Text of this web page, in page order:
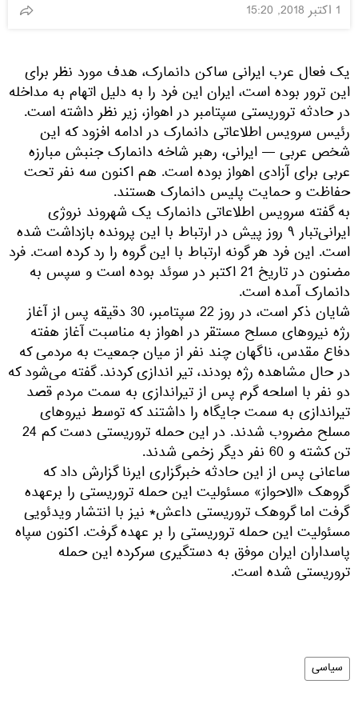
1 اکتبر 2018, 15:20
یک فعال عرب ایرانی ساکن دانمارک، هدف مورد نظر برای
این ترور بوده است، ایران این فرد را به دلیل اتهام به مداخله
در حادثه تروریستی سپتامبر در اهواز، زیر نظر داشته است.
رئیس سرویس اطلاعاتی دانمارک در ادامه افزود که این
شخص عربی — ایرانی، رهبر شاخه دانمارک جنبش مبارزه
عربی برای آزادی اهواز بوده است. هم اکنون سه نفر تحت
حفاظت و حمایت پلیس دانمارک هستند.
به گفته سرویس اطلاعاتی دانمارک یک شهروند نروژی
ایرانی‌تبار ۹ روز پیش در ارتباط با این پرونده بازداشت شده
است. این فرد هر گونه ارتباط با این گروه را رد کرده است. فرد
مضنون در تاریخ 21 اکتبر در سوئد بوده است و سپس به
دانمارک آمده است.
شایان ذکر است، در روز 22 سپتامبر، 30 دقیقه پس از آغاز
رژه نیروهای مسلح مستقر در اهواز به مناسبت آغاز هفته
دفاع مقدس، ناگهان چند نفر از میان جمعیت به مردمی که
در حال مشاهده رژه بودند، تیر اندازی کردند. گفته می‌شود که
دو نفر با اسلحه گرم پس از تیراندازی به سمت مردم قصد
تیراندازی به سمت جایگاه را داشتند که توسط نیروهای
مسلح مضروب شدند. در این حمله تروریستی دست کم 24
تن کشته و 60 نفر دیگر زخمی شدند.
ساعانی پس از این حادثه خبرگزاری ایرنا گزارش داد که
گروهک «الاحواز» مسئولیت این حمله تروریستی را برعهده
گرفت اما گروهک تروریستی داعش* نیز با انتشار ویدئویی
مسئولیت این حمله تروریستی را بر عهده گرفت. اکنون سپاه
پاسداران ایران موفق به دستگیری سرکرده این حمله
تروریستی شده است.
سیاسی